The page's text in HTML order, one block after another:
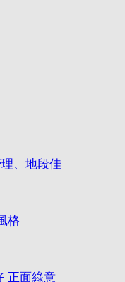
、地段佳
格
正面綠意